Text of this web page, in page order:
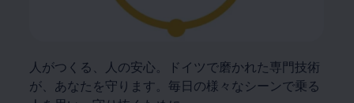
人がつくる、人の安心。ドイツで磨かれた専門技術
が、あなたを守ります。毎日の様々なシーンで乗る